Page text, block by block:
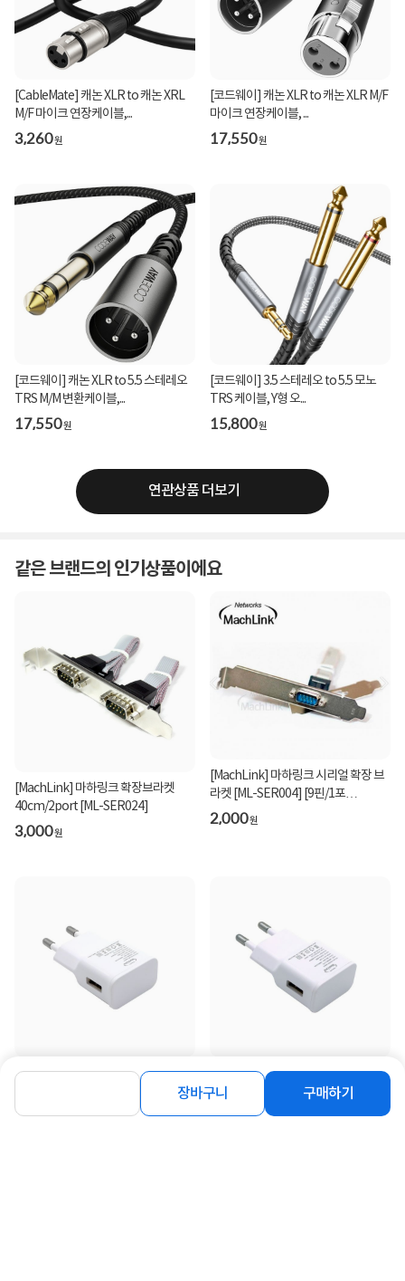
장바구니 구매하기
[CableMate] 캐논 XLR to 캐논 XRL
M/F 마이크 연장케이블,...
3,260원
[코드웨이] 캐논 XLR to 캐논 XLR M/F
마이크 연장케이블, ...
17,550원
[코드웨이] 캐논 XLR to 5.5 스테레오
TRS M/M 변환케이블,...
17,550원
[코드웨이] 3.5 스테레오 to 5.5 모노
TRS 케이블, Y형 오...
15,800원
연관상품 더보기
같은 브랜드의 인기상품이에요
[MachLink] 마하링크 확장브라켓
40cm/2port [ML-SER024]
3,000원
[MachLink] 마하링크 시리얼 확장 브
라켓 [ML-SER004] [9핀/1포
트/LP/40CM]
2,000원
[MachLink] 5V 1A 저전력 저속 USB
2,800원
[MachLink] 5V 2A USB 충전기 어댑
터 [오비투 LX050200]
3,800원